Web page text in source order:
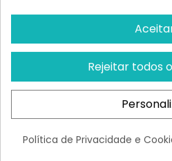
Rejeitar todos
Política de Privacidade e